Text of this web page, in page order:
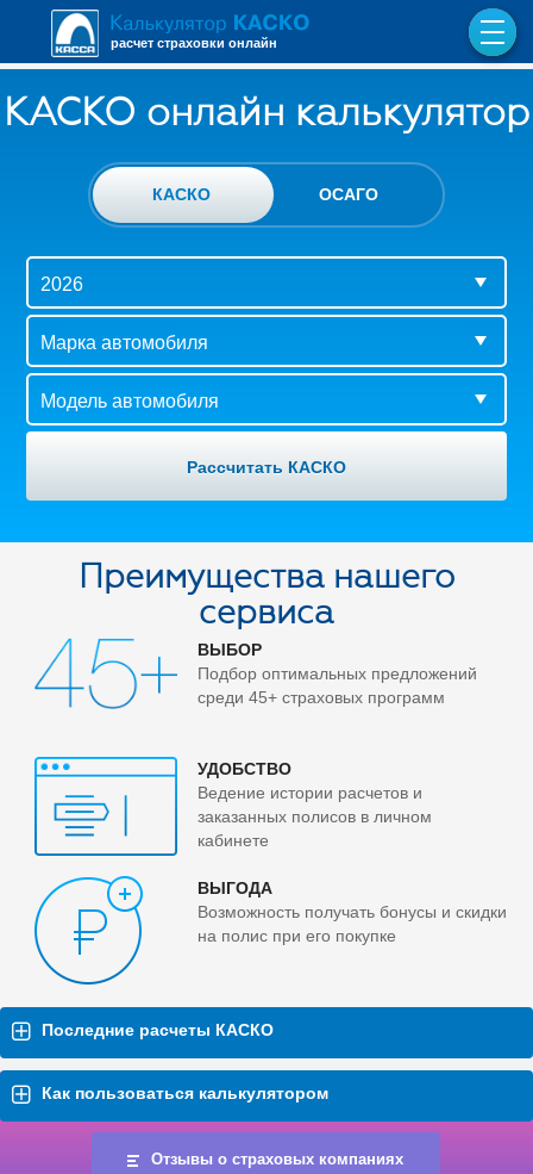
расчет страховки онлайн
КАСКО онлайн калькулятор
КАСКО ОСАГО
Преимущества нашего
сервиса
ВЫБОР
Подбор оптимальных предложений
среди 45+ страховых программ
УДОБСТВО
Ведение истории расчетов и
заказанных полисов в личном
кабинете
ВЫГОДА
Возможность получать бонусы и скидки
на полис при его покупке
Последние расчеты КАСКО
Как пользоваться калькулятором
Отзывы о страховых компаниях